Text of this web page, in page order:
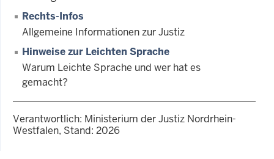
Rechts-Infos
Allgemeine Informationen zur Justiz
Hinweise zur Leichten Sprache
Warum Leichte Sprache und wer hat es
gemacht?
Verantwortlich: Ministerium der Justiz Nordrhein-
Westfalen, Stand: 2026